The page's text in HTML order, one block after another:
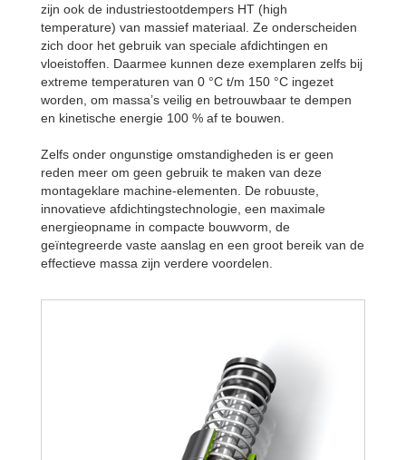
zijn ook de industriestootdempers HT (high
temperature) van massief materiaal. Ze onderscheiden
zich door het gebruik van speciale afdichtingen en
vloeistoffen. Daarmee kunnen deze exemplaren zelfs bij
extreme temperaturen van 0 °C t/m 150 °C ingezet
worden, om massa’s veilig en betrouwbaar te dempen
en kinetische energie 100 % af te bouwen.
Zelfs onder ongunstige omstandigheden is er geen
reden meer om geen gebruik te maken van deze
montageklare machine-elementen. De robuuste,
innovatieve afdichtingstechnologie, een maximale
energieopname in compacte bouwvorm, de
geïntegreerde vaste aanslag en een groot bereik van de
effectieve massa zijn verdere voordelen.